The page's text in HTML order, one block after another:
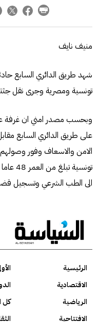
منيف نايف
شهد طريق الدائري السابع
تونسية ومصرية وجرى نقل
وبحسب مصدر امني ان غرفة
على طريق الدائري السابع
الامن والاسعاف وفور
الى الطب الشرعي وتسجيل
الرئيسية
الاقتصادية
الرياضية
كل
الافتتاحية